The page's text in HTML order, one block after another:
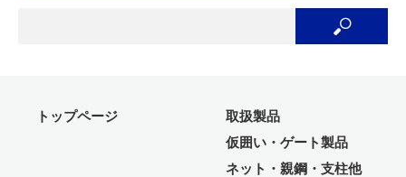
トップページ
取扱製品
仮囲い・ゲート製品
ネット・親鋼・支柱他